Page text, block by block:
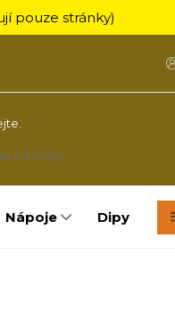
pouze stránky)
od 11:00)
Nápoje Dipy